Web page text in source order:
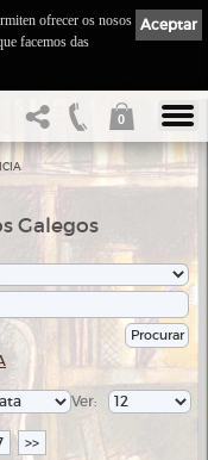
0
Galegos
Ver:
>>
Aceptar
ofrecer os nosos
facemos das